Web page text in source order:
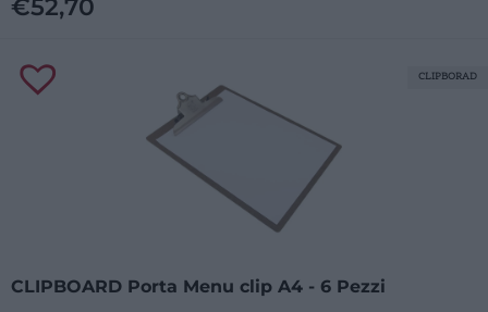
€52,70
CLIPBOARD Porta Menu clip A4 - 6 Pezzi
CLIPBORAD